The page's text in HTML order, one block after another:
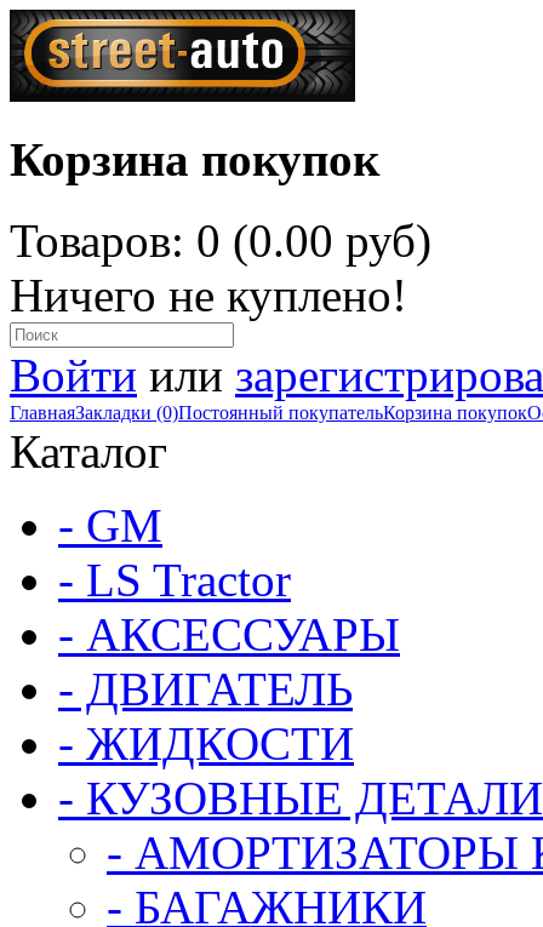
Корзина покупок
Товаров: 0 (0.00 руб)
Ничего не куплено!
Войти или
ГлавнаяЗакладки (0)Постоянный покупательКорзина покупок
Каталог
- GM
- LS Tractor
- АКСЕССУАРЫ
- ДВИГАТЕЛЬ
- ЖИДКОСТИ
- КУЗОВНЫЕ ДЕТАЛИ
- АМОРТИЗАТОРЫ
- БАГАЖНИКИ